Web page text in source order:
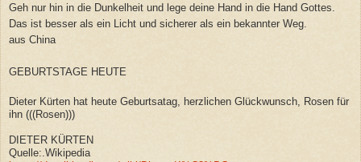
Geh nur hin in die Dunkelheit und lege deine Hand in die Hand Gottes.
Das ist besser als ein Licht und sicherer als ein bekannter Weg.
aus China
GEBURTSTAGE HEUTE
Dieter Kürten hat heute Geburtsatag, herzlichen Glückwunsch, Rosen für
ihn (((Rosen)))
DIETER KÜRTEN
Quelle:.Wikipedia